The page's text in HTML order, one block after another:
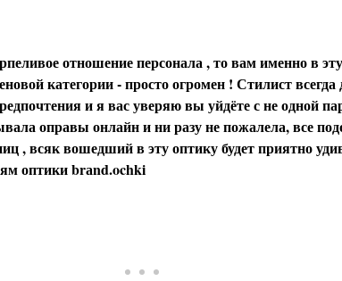
отношение персонала , то вам именно в
категории - просто огромен ! Стилист
и я вас уверяю вы уйдёте с не одной
оправы онлайн и ни разу не пожалела, все
, всяк вошедший в эту оптику будет приятно
оптики brаnd.ochki